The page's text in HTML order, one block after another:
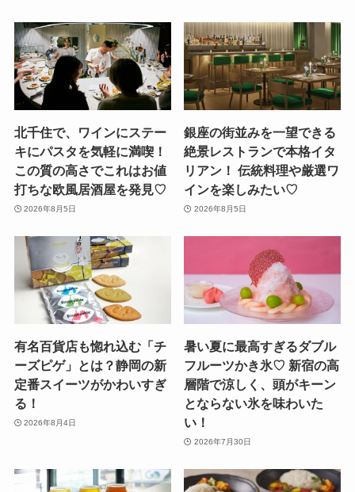
北千住で、ワインにステー
キにパスタを気軽に満喫！
この質の高さでこれはお値
打ちな欧風居酒屋を発見♡
2026年8月5日
銀座の街並みを一望できる
絶景レストランで本格イタ
リアン！ 伝統料理や厳選ワ
インを楽しみたい♡
2026年8月5日
有名百貨店も惚れ込む「チ
ーズピゲ」とは？静岡の新
定番スイーツがかわいすぎ
る！
2026年8月4日
暑い夏に最高すぎるダブル
フルーツかき氷♡ 新宿の高
層階で涼しく、頭がキーン
とならない氷を味わいた
い！
2026年7月30日